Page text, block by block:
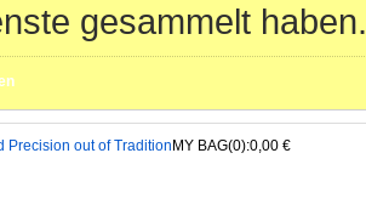
gesammelt haben.
MY BAG(0):0,00 €